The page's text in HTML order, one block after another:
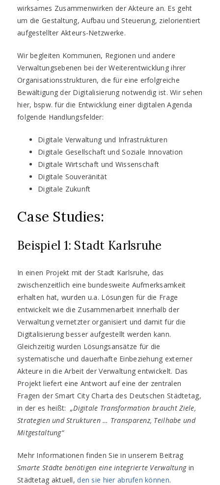
wirksames Zusammenwirken der Akteure an. Es geht
um die Gestaltung, Aufbau und Steuerung, zielorientiert
aufgestellter Akteurs-Netzwerke.
Wir begleiten Kommunen, Regionen und andere
Verwaltungsebenen bei der Weiterentwicklung ihrer
Organisationsstrukturen, die für eine erfolgreiche
Bewältigung der Digitalisierung notwendig ist. Wir sehen
hier, bspw. für die Entwicklung einer digitalen Agenda
folgende Handlungsfelder:
Digitale Verwaltung und Infrastrukturen
Digitale Gesellschaft und Soziale Innovation
Digitale Wirtschaft und Wissenschaft
Digitale Souveränität
Digitale Zukunft
Case Studies:
Beispiel 1: Stadt Karlsruhe
In einen Projekt mit der Stadt Karlsruhe, das
zwischenzeitlich eine bundesweite Aufmerksamkeit
erhalten hat, wurden u.a. Lösungen für die Frage
entwickelt wie die Zusammenarbeit innerhalb der
Verwaltung vernetzter organisiert und damit für die
Digitalisierung besser aufgestellt werden kann.
Gleichzeitig wurden Lösungsansätze für die
systematische und dauerhafte Einbeziehung externer
Akteure in die Arbeit der Verwaltung entwickelt. Das
Projekt liefert eine Antwort auf eine der zentralen
Fragen der Smart City Charta des Deutschen Städtetag,
in der es heißt:„Digitale Transformation braucht Ziele,
Strategien und Strukturen … Transparenz, Teilhabe und
Mitgestaltung“
Mehr Informationen finden Sie in unserem Beitrag
Smarte Städte benötigen eine integrierte Verwaltungin
Städtetag aktuell,den sie hier abrufen können.